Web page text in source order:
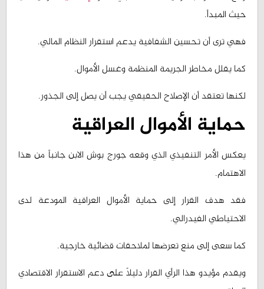
فهي ترى أن تحسين الشفافية يدعم استقرار النظام المالي.
كما يقلل مخاطر الجريمة المنظمة وغسل الأموال.
لكنها تعتقد أن الإصلاح الحقيقي يجب أن يصل إلى الجذور.
حماية الأموال العراقية
يعكس الأمر التنفيذي الذي وقعه جورج بوش الابن جانباً من هذا
الاهتمام.
فقد هدف القرار إلى حماية الأموال العراقية المودعة لدى
الاحتياطي الفيدرالي.
كما سعى إلى منع تعرضها لملاحقات قضائية خارجية.
ويقدم مؤيدو هذا الرأي القرار دليلاً على دعم الاستقرار الاقتصادي
العراقي.